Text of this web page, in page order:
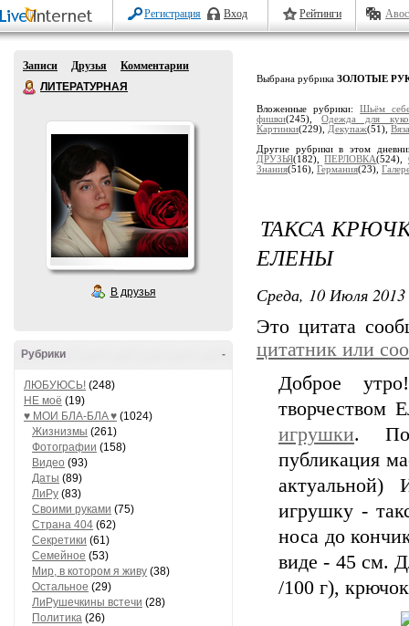
Регистрация Вход Рейтинги
Записи Друзья
Комментарии
ЛИТЕРАТУРНАЯ
В друзья
-
Рубрики
ЛЮБУЮСЬ! (248)
НЕ моё (19)
♥ МОИ БЛA-БЛA ♥ (1024)
Жизнизмы (261)
Фотографии (158)
Видео (93)
Даты (89)
ЛиРу (83)
Своими руками (75)
Страна 404 (62)
Секретики (61)
Семейное (53)
Мир, в котором я живу (38)
Остальное (29)
ЛиРушечкины встечи (28)
Политика (26)
Выбрана рубрика ЗОЛОТЫЕ
Вложенные рубрики:Шьём
фишки(245),Одеждa для
Кaртинки(229), Декупaж(51),
Другие рубрики в этом
ДРУЗЬЯ(182),ПЕРЛОВКА(524),
Знания(516), Гермaния(23),
ТАКСА
ЕЛЕНЫ
Среда, 10 Июля
Это цитата
цитатник или
Доброе
творчеством
игрушки. По
публикация
актуальной)
игрушку -
носа до
виде - 45 см.
/100 г),